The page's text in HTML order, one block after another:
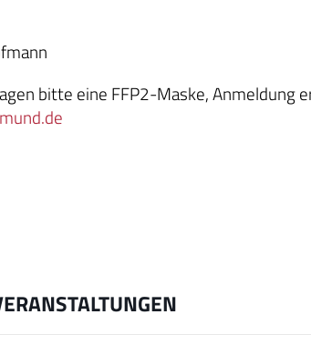
bitte eine FFP2-Maske, Anmeldung